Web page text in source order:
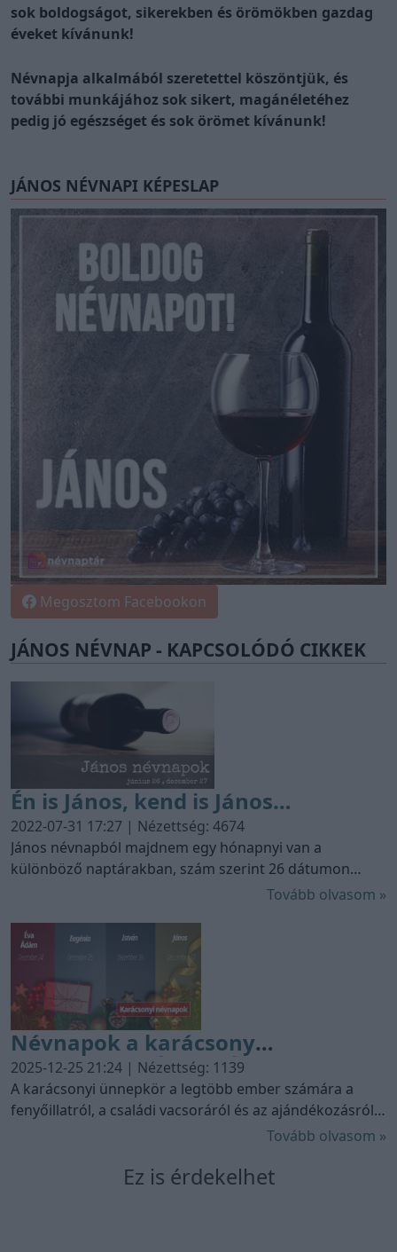
sok boldogságot, sikerekben és örömökben gazdag
éveket kívánunk!
Névnapja alkalmából szeretettel köszöntjük, és
további munkájához sok sikert, magánéletéhez
pedig jó egészséget és sok örömet kívánunk!
JÁNOS NÉVNAPI KÉPESLAP
Megosztom Facebookon
JÁNOS NÉVNAP - KAPCSOLÓDÓ CIKKEK
Én is János, kend is János…
2022-07-31 17:27 | Nézettség: 4674
János névnapból majdnem egy hónapnyi van a
különböző naptárakban, szám szerint 26 dátumon
található János névnap. Magyarországon a 16-18.
mondás is: Én is János, kend is János, az Isten is János.
Tovább olvasom »
Névnapok a karácsony
árnyékában: Ádám, Éva, István és
János titkai
2025-12-25 21:24 | Nézettség: 1139
A karácsonyi ünnepkör a legtöbb ember számára a
fenyőillatról, a családi vacsoráról és az ajándékozásról
szól. Azonban ha belelapozunk a kalendáriumba, azt
nevek csoportosulnak, amelyek az emberiség
Tovább olvasom »
Ez is érdekelhet